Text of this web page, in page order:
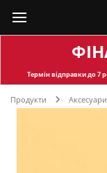
Термін відправкидо 7
Продукти